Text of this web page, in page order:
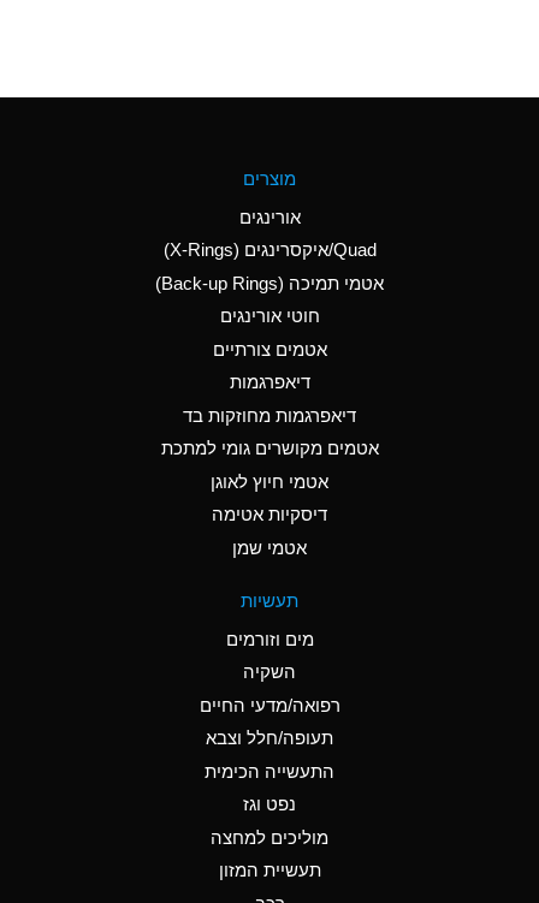
Aluminum Nitrate
(Aqueous)
Aluminum Phosphate
Ammonia Anhydrous
C
Ammonia Gas (cold)
A
Ammonia Gas (hot)
Ammonium Hydroxide
A
Ammonium Nitrate
Ammonium Nitrite
מוצרים
אורינגים
Quad/איקסרינגים (X-Rings)
אטמי תמיכה (Back-up Rings)
חוטי אורינגים
אטמים צורתיים
דיאפרגמות
דיאפרגמות מחוזקות בד
אטמים מקושרים גומי למתכת
אטמי חיוץ לאוגן
דיסקיות אטימה
אטמי שמן
תעשיות
מים וזורמים
השקיה
רפואה/מדעי החיים
תעופה/חלל וצבא
התעשייה הכימית
נפט וגז
מוליכים למחצה
תעשיית המזון